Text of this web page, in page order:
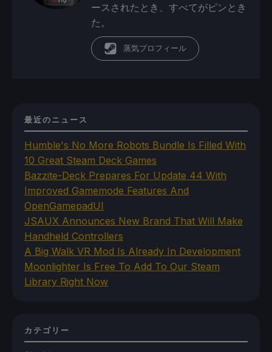
ースされたとき、すべてがピンとき
た。
蒸気プロフィール
最近のニュース
Humble's No More Robots Bundle Is Filled With
10 Great Steam Deck Games
Bazzite-Deck Prepares For Update 44 With
Improved Gamemode Features And
OpenGamepadUI
JSAUX Announces New Brand That Will Make
Handheld Controllers
A Big Walk VR Mod Is Already In Development
Moonlighter Is Free To Add To Our Steam
Library Right Now
カテゴリー